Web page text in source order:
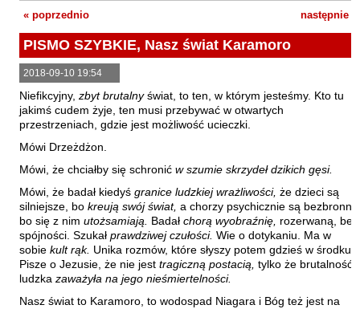
Frenger Marek
Gedroyć Krzysztof
Gleń Adrian
Gondek Katarzyna
Gorszewski Paweł
Grodecki Andrzej
Gryko Krzysztof
Guillevic
Gwiazda-Elmerych Małgorzata
Helbig Brygida
Hoffmann Krzysztof
Grażyna Obrąpalska
Jakub Michał Pawłowski Agrestowe sny
Uta PrzybośCoraz
Gustaw Rajmus Królestwa
Rafał SienkiewiczSmutny bóg
Andrzej WojciechowskiNędza do całowania
« poprzednio następnie »
PISMO SZYBKIE, Nasz świat Karamoro
2018-09-10 19:54
Niefikcyjny, zbyt brutalny świat, to ten, w którym jesteśmy. Kto tu
jakimś cudem żyje, ten musi przebywać w otwartych
przestrzeniach, gdzie jest możliwość ucieczki.
Mówi Drzeżdżon.
Mówi, że chciałby się schronić w szumie skrzydeł dzikich gęsi.
Mówi, że badał kiedyś granice ludzkiej wrażliwości, że dzieci są
silniejsze, bo kreują swój świat, a chorzy psychicznie są bezbronni,
bo się z nim utożsamiają. Badał chorą wyobraźnię, rozerwaną, bez
spójności. Szukałprawdziwej czułości. Wie o dotykaniu. Ma w
sobie kult rąk. Unika rozmów, które słyszy potem gdzieś w środku.
Pisze o Jezusie, że nie jest tragiczną postacią, tylko że brutalność
ludzka zaważyła na jego nieśmiertelności.
Nasz świat to Karamoro, to wodospad Niagara i Bóg też jest na